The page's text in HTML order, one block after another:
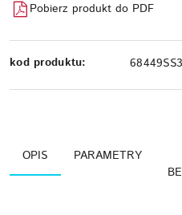
Pobierz produkt do PDF
kod produktu:
OPIS PARAMETRY